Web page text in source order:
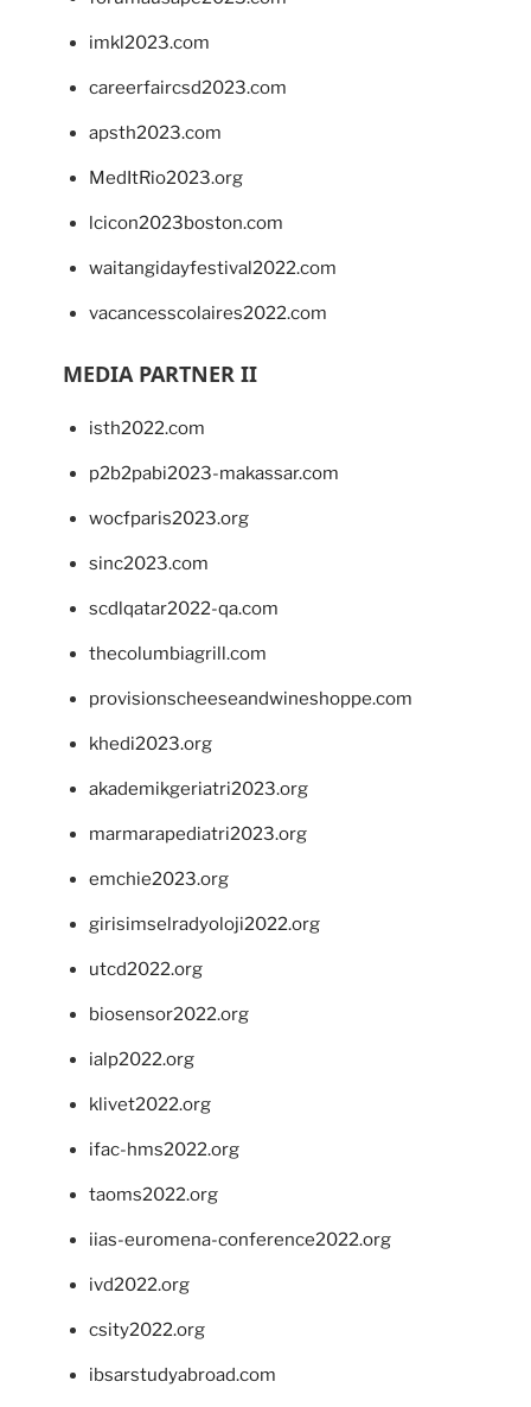
imkl2023.com
careerfaircsd2023.com
apsth2023.com
MedItRio2023.org
lcicon2023boston.com
waitangidayfestival2022.com
vacancesscolaires2022.com
MEDIA PARTNER II
isth2022.com
p2b2pabi2023-makassar.com
wocfparis2023.org
sinc2023.com
scdlqatar2022-qa.com
thecolumbiagrill.com
provisionscheeseandwineshoppe.com
khedi2023.org
akademikgeriatri2023.org
marmarapediatri2023.org
emchie2023.org
girisimselradyoloji2022.org
utcd2022.org
biosensor2022.org
ialp2022.org
klivet2022.org
ifac-hms2022.org
taoms2022.org
iias-euromena-conference2022.org
ivd2022.org
csity2022.org
ibsarstudyabroad.com